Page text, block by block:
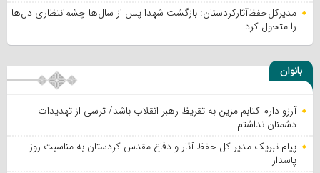
مدیرکل‌حفظ‌آثارکردستان: بازگشت شهدا پس از سال‌ها چشم‌انتظاری دل‌ها
را متحول کرد
بانوان
آرزو دارم کتابم مزین به تقریظ رهبر انقلاب باشد/ ترسی از تهدیدات
دشمنان نداشتم
پیام تبریک مدیر کل حفظ آثار و دفاع مقدس کردستان به مناسبت روز
پاسدار